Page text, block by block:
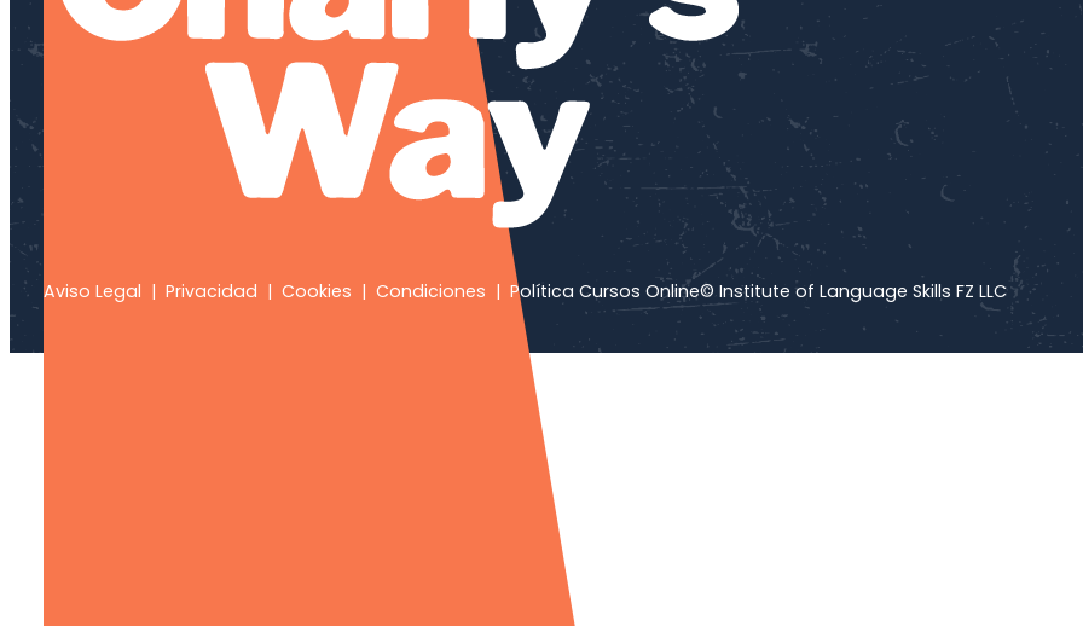
Aviso Legal | Privacidad | Cookies | Condiciones | Política Cursos Online© Institute of Language Skills FZ LLC